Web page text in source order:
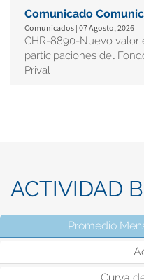
Comunicado
Comunicados | 07 Agosto, 2026
CHR-8890-Nuevo valor
participaciones del
Prival
ACTIVIDAD
Promedio